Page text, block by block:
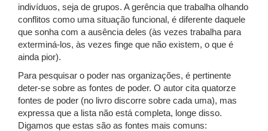
indivíduos, seja de grupos. A gerência que trabalha olhando
conflitos como uma situação funcional, é diferente daquele
que sonha com a ausência deles (às vezes trabalha para
exterminá-los, às vezes finge que não existem, o que é
ainda pior).
Para pesquisar o poder nas organizações, é pertinente
deter-se sobre as fontes de poder. O autor cita quatorze
fontes de poder (no livro discorre sobre cada uma), mas
expressa que a lista não está completa, longe disso.
Digamos que estas são as fontes mais comuns: